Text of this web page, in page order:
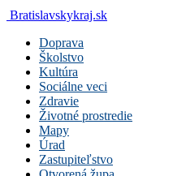
Bratislavskykraj.sk
Doprava
Školstvo
Kultúra
Sociálne veci
Zdravie
Životné prostredie
Mapy
Úrad
Zastupiteľstvo